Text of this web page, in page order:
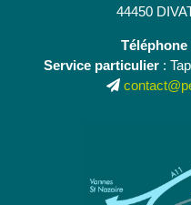
44450
Téléphone
Service particulier: